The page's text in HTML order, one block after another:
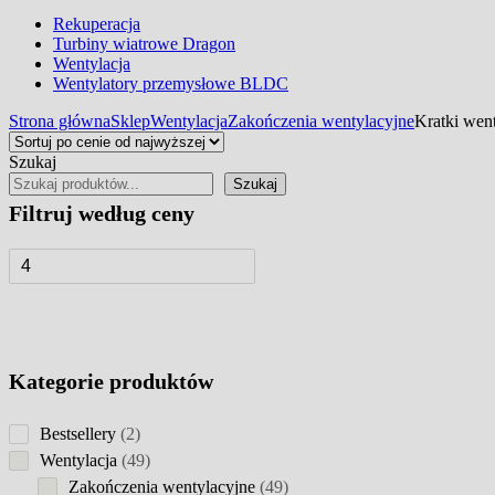
Rekuperacja
Turbiny wiatrowe Dragon
Wentylacja
Wentylatory przemysłowe BLDC
Strona głównaSklepWentylacjaZakończenia wentylacyjneKratki
Szukaj
Szukaj
Filtruj według ceny
Kategorie produktów
Bestsellery 22
products
Wentylacja 4949
products
Zakończenia wentylacyjne 4949